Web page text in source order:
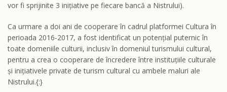
vor fi sprijinite 3 inițiative pe fiecare bancă a Nistrului).
Ca urmare a doi ani de cooperare în cadrul platformei Cultura în
perioada 2016-2017, a fost identificat un potențial puternic în
toate domeniile culturii, inclusiv în domeniul turismului cultural,
pentru a crea o cooperare de încredere între instituțiile culturale
și inițiativele private de turism cultural cu ambele maluri ale
Nistrului.{:}